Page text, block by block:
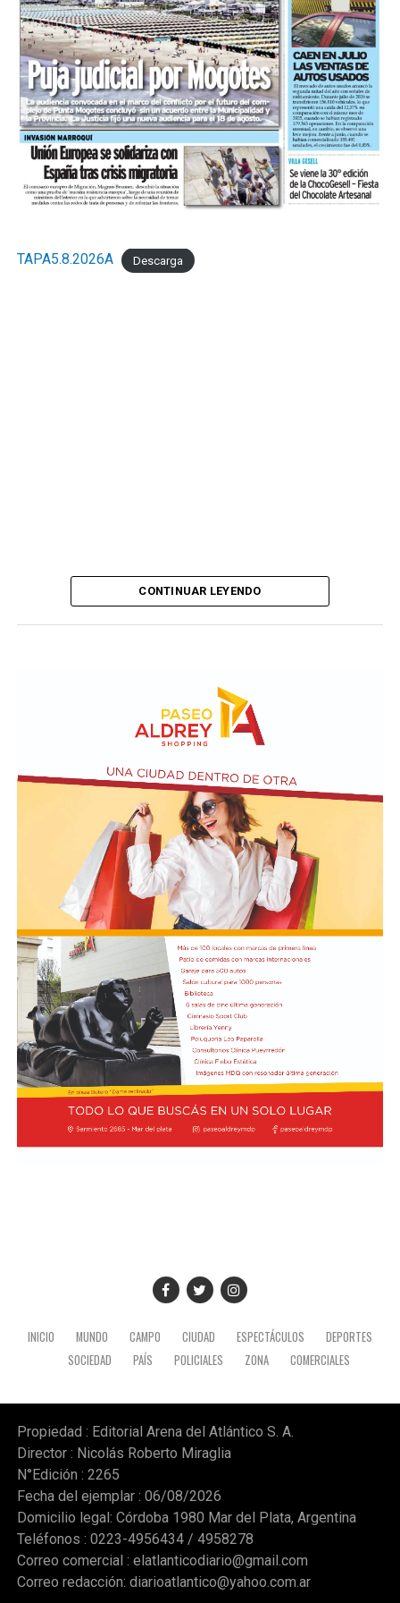
TAPA5.8.2026A Descarga
CONTINUAR LEYENDO
INICIO MUNDO CAMPO CIUDAD ESPECTÁCULOS
DEPORTES
SOCIEDAD
PAÍS POLICIALES ZONA COMERCIALES
Propiedad : Editorial Arena del Atlántico S. A.
Director : Nicolás Roberto Miraglia
N°Edición : 2265
Fecha del ejemplar : 06/08/2026
Domicilio legal: Córdoba 1980 Mar del Plata, Argentina
Teléfonos : 0223-4956434 / 4958278
Correo comercial : elatlanticodiario@gmail.com
Correo redacción: diarioatlantico@yahoo.com.ar